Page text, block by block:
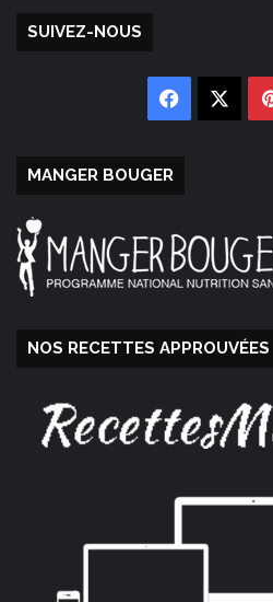
SUIVEZ-NOUS
Facebook
MANGER BOUGER
NOS RECETTES APPROUVÉES